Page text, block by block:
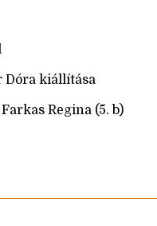
Dóra kiállítása
Regina (5. b)